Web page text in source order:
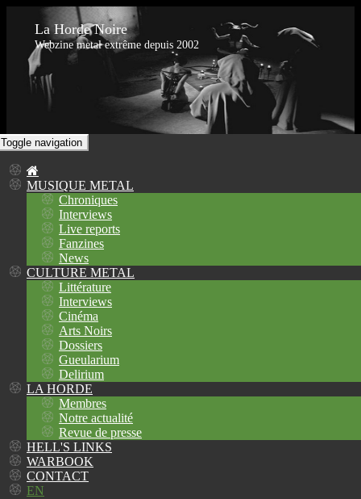
La Horde Noire
Webzine metal extrême depuis 2002
Toggle navigation
MUSIQUE METAL
Chroniques
Interviews
Live reports
Fanzines
News
CULTURE METAL
Littérature
Interviews
Cinéma
Arts Noirs
Dossiers
Gueularium
Delirium
LA HORDE
Membres
Notre actualité
Revue de presse
HELL'S LINKS
WARBOOK
CONTACT
EN